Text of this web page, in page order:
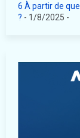
6 À partir de
? - 1/8/2025 -